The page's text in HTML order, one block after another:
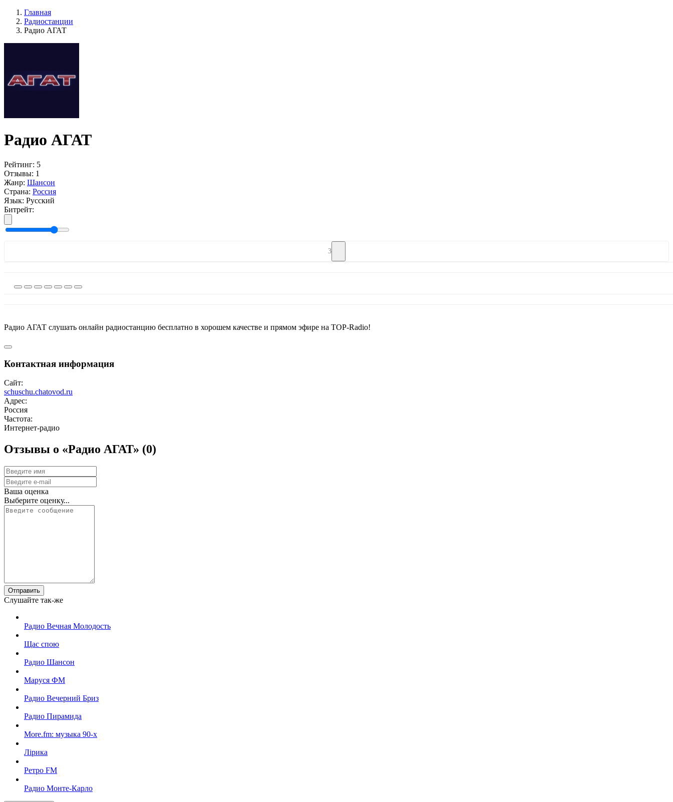
Главная
Радиостанции
Радио АГАТ
Радио АГАТ
Рейтинг: 5
Отзывы: 1
Жанр: Шансон
Страна: Россия
Язык: Русский
Битрейт:
3
Радио АГАТ слушать онлайн радиостанцию бесплатно в хорошем качестве и прямом эфире на TOP-Radio!
Контактная информация
Сайт:
schuschu.chatovod.ru
Адрес:
Россия
Частота:
Интернет-радио
Отзывы о «Радио АГАТ» (0)
Ваша оценка
Выберите оценку...
Отправить
Слушайте так-же
Радио Вечная Молодость
Щас спою
Радио Шансон
Маруся ФМ
Радио Вечерний Бриз
Радио Пирамида
More.fm: музыка 90-х
Лірика
Ретро FM
Радио Монте-Карло